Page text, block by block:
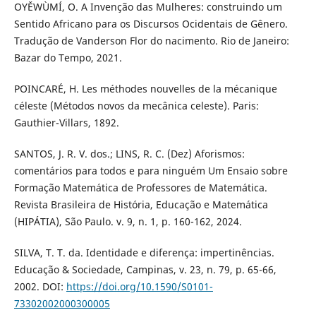
OYĚWÙMÍ, O. A Invenção das Mulheres: construindo um
Sentido Africano para os Discursos Ocidentais de Gênero.
Tradução de Vanderson Flor do nacimento. Rio de Janeiro:
Bazar do Tempo, 2021.
POINCARÉ, H. Les méthodes nouvelles de la mécanique
céleste (Métodos novos da mecânica celeste). Paris:
Gauthier-Villars, 1892.
SANTOS, J. R. V. dos.; LINS, R. C. (Dez) Aforismos:
comentários para todos e para ninguém Um Ensaio sobre
Formação Matemática de Professores de Matemática.
Revista Brasileira de História, Educação e Matemática
(HIPÁTIA), São Paulo. v. 9, n. 1, p. 160-162, 2024.
SILVA, T. T. da. Identidade e diferença: impertinências.
Educação & Sociedade, Campinas, v. 23, n. 79, p. 65-66,
2002. DOI: https://doi.org/10.1590/S0101-
73302002000300005